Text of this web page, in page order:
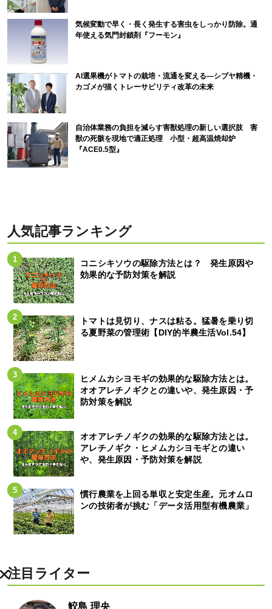
気候変動で早く・長く発生する害虫をしっかり防除。通
年使える気門封鎖剤『フーモン』
AI選果機がトマトの栽培・流通を変える―シブヤ精機・
カゴメが描くトレーサビリティ改革の未来
自治体業務の負担を減らす害獣処理の新しい選択肢 害
獣の死骸を現地で適正処理 小型・超高温焼却炉
『ACE0.5型』
人気記事ランキング
コニシキソウの駆除方法とは？ 発生原因や
効果的な予防対策を解説
トマトは見切り、ナスは粘る。猛暑を乗り切
る夏野菜の管理術【DIY的半農生活Vol.54】
ヒメムカシヨモギの効果的な駆除方法とは。
オオアレチノギクとの違いや、発生原因・予
防対策を解説
オオアレチノギクの効果的な駆除方法とは。
アレチノギク・ヒメムカシヨモギとの違い
や、発生原因・予防対策を解説
慣行農業を上回る単収と安定生産。元オムロ
ンの技術者が挑む「データ活用型有機農業」
注目ライター
鮫島 理央